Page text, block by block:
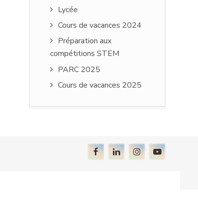
Lycée
Cours de vacances 2024
Préparation aux
compétitions STEM
PARC 2025
Cours de vacances 2025